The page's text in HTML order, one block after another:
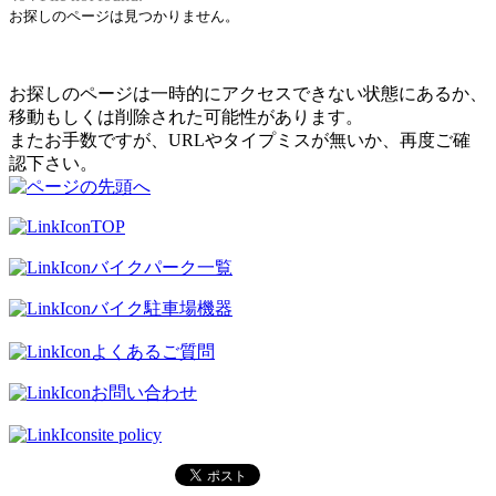
お探しのページは見つかりません。
お探しのページは一時的にアクセスできない状態にあるか、
移動もしくは削除された可能性があります。
またお手数ですが、URLやタイプミスが無いか、再度ご確
認下さい。
TOP
バイクパーク一覧
バイク駐車場機器
よくあるご質問
お問い合わせ
site policy